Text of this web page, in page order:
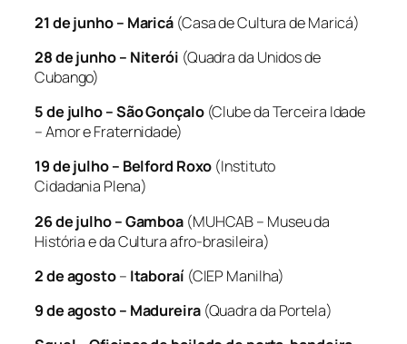
21 de junho – Maricá (Casa de Cultura de Maricá)
28 de junho – Niterói (Quadra da Unidos de
Cubango)
5 de julho – São Gonçalo (Clube da Terceira Idade
– Amor e Fraternidade)
19 de julho – Belford Roxo (Instituto
Cidadania Plena)
26 de julho – Gamboa (MUHCAB – Museu da
História e da Cultura afro-brasileira)
2 de agosto– Itaboraí (CIEP Manilha)
9 de agosto – Madureira(Quadra da Portela)